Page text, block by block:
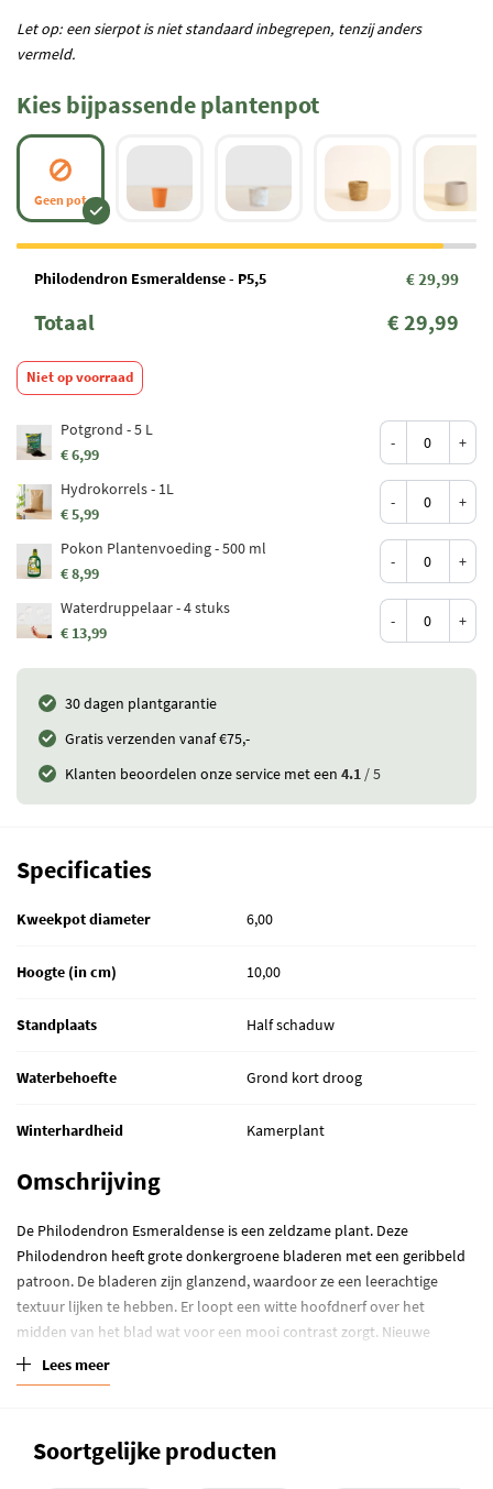
Let op: een sierpot is niet standaard inbegrepen, tenzij anders
vermeld.
Kies bijpassende plantenpot
Geen pot
Philodendron Esmeraldense - P5,5 € 29,99
Totaal € 29,99
Niet op voorraad
Potgrond - 5 L
€ 6,99
- +
Hydrokorrels - 1L
€ 5,99
- +
Pokon Plantenvoeding - 500 ml
€ 8,99
- +
Waterdruppelaar - 4 stuks
€ 13,99
- +
30 dagen plantgarantie
Gratis verzenden vanaf €75,-
Klanten beoordelen onze service met een4.1 / 5
Omschrijving
De Philodendron Esmeraldense is een zeldzame plant. Deze
Philodendron heeft grote donkergroene bladeren met een geribbeld
patroon. De bladeren zijn glanzend, waardoor ze een leerachtige
textuur lijken te hebben. Er loopt een witte hoofdnerf over het
midden van het blad wat voor een mooi contrast zorgt. Nieuwe
bladeren hebben een bordeaux rode kleur, die langzaam verkleuren
naar groen. De Philodendron Esmeraldense lijkt qua vorm, groeiwijze
je de bladeren steeds meer ziet transformeren in de volwassen vorm.
Lees meer
Specificaties
Kweekpot diameter 6,00
Hoogte (in cm) 10,00
Standplaats Half schaduw
Waterbehoefte Grond kort droog
Winterhardheid Kamerplant
Soortgelijke producten